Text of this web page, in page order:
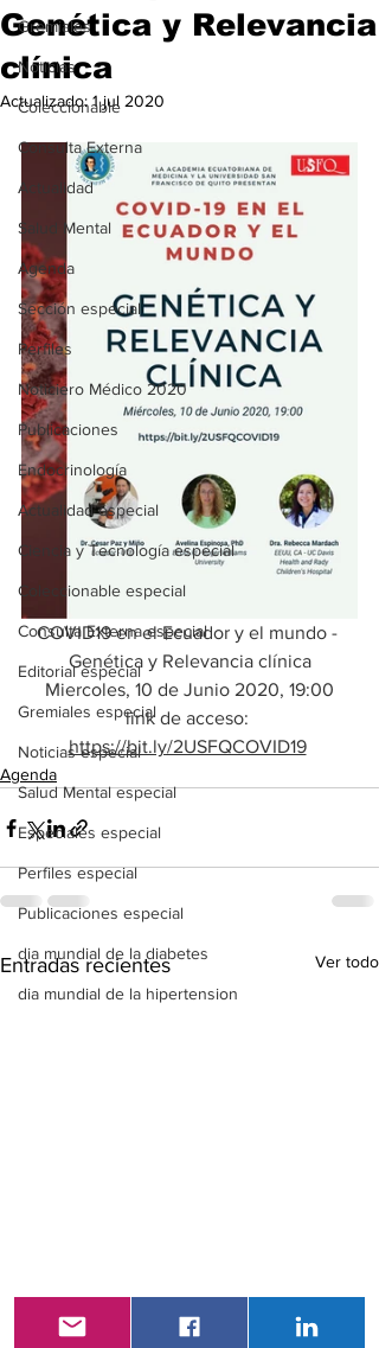
Gremiales
Noticias
Coleccionable
Consulta Externa
Actualidad
Salud Mental
Agenda
Sección especial
Perfiles
Noticiero Médico 2020
Publicaciones
Endocrinología
Actualidad especial
Ciencia y Tecnología especial
Coleccionable especial
Consulta Externa especial
Editorial especial
Gremiales especial
Noticias especial
Salud Mental especial
Especiales especial
Perfiles especial
Publicaciones especial
dia mundial de la diabetes
dia mundial de la hipertension
Genética y Relevancia
clínica
Actualizado:1 jul 2020
COVID19 en el Ecuador y el mundo -
Genética y Relevancia clínica
Miercoles, 10 de Junio 2020, 19:00
link de acceso:
https://bit.ly/2USFQCOVID19
Agenda
Entradas recientes Ver todo